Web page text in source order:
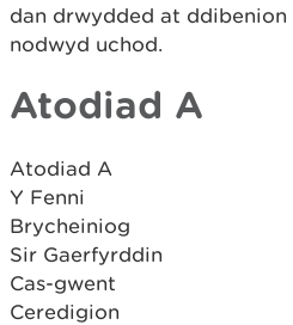
dan drwydded at
nodwyd uchod.
Atodiad A
Atodiad A
Y Fenni
Brycheiniog
Sir Gaerfyrddin
Cas-gwent
Ceredigion